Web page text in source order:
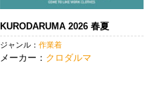
KURODARUMA 2026 春夏
ジャンル：作業着
メーカー： クロダルマ